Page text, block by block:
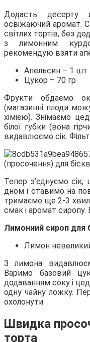
Додасть десерту
освіжаючий аромат.
світлих тортів, без
з лимонним
рекомендую взяти
Апельсин – 1 шт
Цукор – 70 гр
Фрукти обдаємо
(магазинні плоди
хімією). Знімаємо
білої губки (вона
видавлюємо сік.
Тепер з’єднуємо
дном і ставимо на
тримаємо ще 2-3
смак і аромат
Лимонний сироп для
Лимон
З лимона
Варимо базовий
додаванням соку і
одну чайну ложку.
охолонути.
Швидка
торта